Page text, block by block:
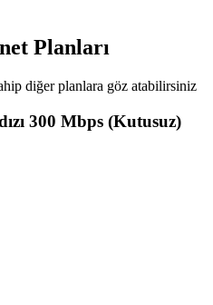
Planları
diğer planlara göz atabilirsiniz
300 Mbps (Kutusuz)